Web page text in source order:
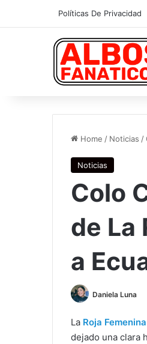
Políticas De Privacidad
Home / Noticias /
Noticias
Colo
de La
a
Daniela Luna
La Roja Femenina
dejado una clara